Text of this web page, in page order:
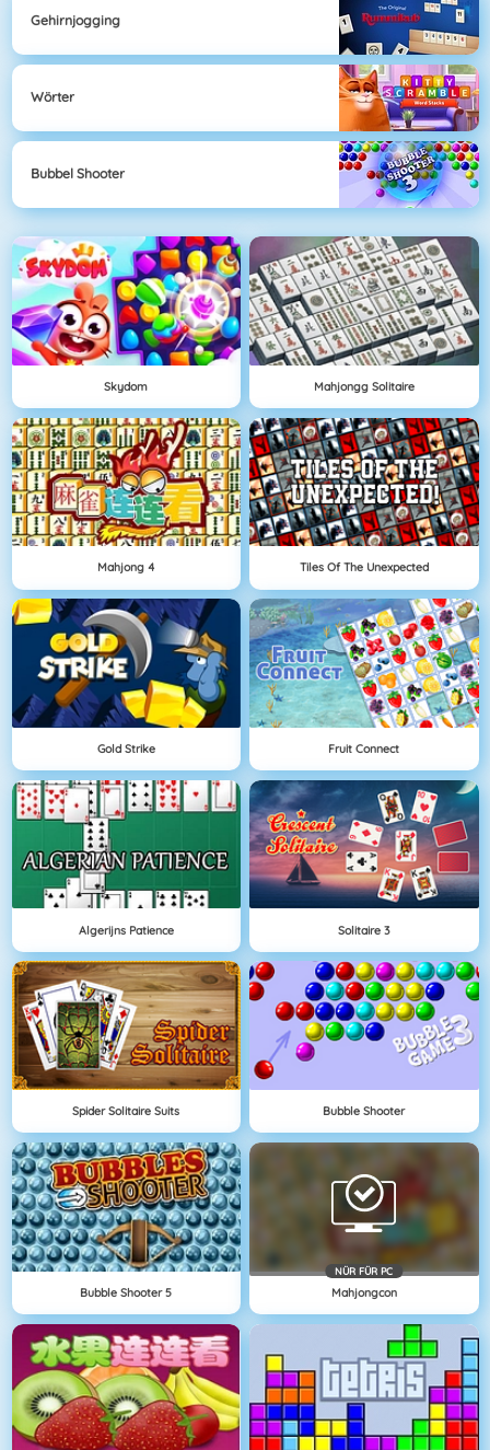
Gehirnjogging
Wörter
Bubbel Shooter
Skydom Mahjongg Solitaire
Mahjong 4 Tiles Of The Unexpected
Gold Strike Fruit Connect
Algerijns Patience Solitaire 3
Spider Solitaire Suits Bubble Shooter
Bubble Shooter 5
NÜR FÜR PC
Mahjongcon